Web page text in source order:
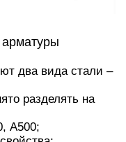
арматуры
два вида стали –
разделять на
А500;